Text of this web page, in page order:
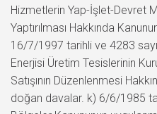
Hizmetlerin Yap-İşlet-Devret
Yaptırılması Hakkında
16/7/1997 tarihli ve 4283
Enerjisi Üretim Tesislerinin
Satışının Düzenlenmesi
doğan davalar. k) 6/6/1985